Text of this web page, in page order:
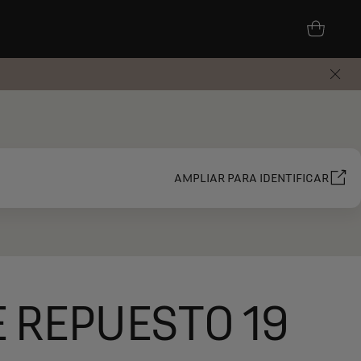
AMPLIAR PARA IDENTIFICAR
REPUESTO 19